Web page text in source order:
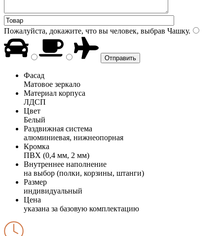
Пожалуйста, докажите, что вы человек, выбрав Чашку.
Фасад
Матовое зеркало
Материал корпуса
ЛДСП
Цвет
Белый
Раздвижная система
алюминиевая, нижнеопорная
Кромка
ПВХ (0,4 мм, 2 мм)
Внутреннее наполнение
на выбор (полки, корзины, штанги)
Размер
индивидуальный
Цена
указана за базовую комплектацию